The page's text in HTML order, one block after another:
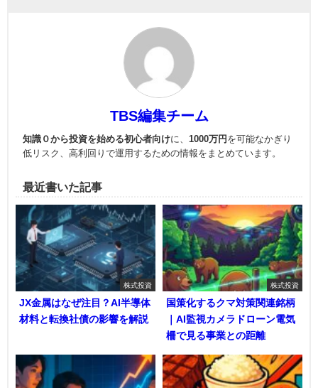
TBS編集チーム
知識０から投資を始める初心者向けに、 1000万円 を可能なかぎり
低リスク、高利回りで運用するための情報をまとめています。
最近書いた記事
株式投資
JX金属はなぜ注目？AI半導体
材料と転換社債の影響を解説
株式投資
国策化するクマ対策関連銘柄
｜AI監視カメラドローン電気
柵で見る事業との距離